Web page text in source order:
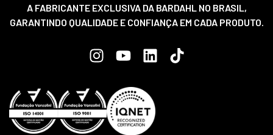
A FABRICANTE EXCLUSIVA DA BARDAHL NO BRASIL,
GARANTINDO QUALIDADE E CONFIANÇA EM CADA PRODUTO.